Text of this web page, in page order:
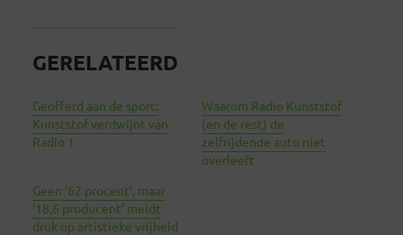
GERELATEERD
Geofferd aan de sport:
Kunststof verdwijnt van
Radio 1
Waarom Radio Kunststof
(en de rest) de
zelfrijdende auto niet
overleeft
Geen ’62 procent’, maar
‘18,6 producent’ meldt
druk op artistieke vrijheid